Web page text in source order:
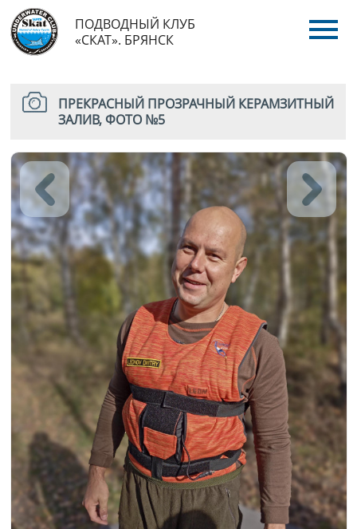
ПОДВОДНЫЙ КЛУБ
«СКАТ». БРЯНСК
ПРЕКРАСНЫЙ ПРОЗРАЧНЫЙ КЕРАМЗИТНЫЙ
ЗАЛИВ, ФОТО №5